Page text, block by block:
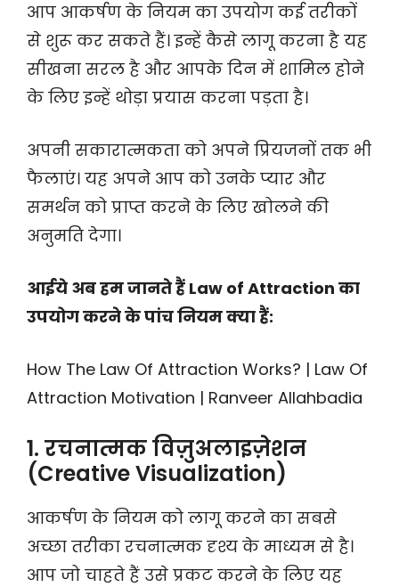
आप आकर्षण के नियम का उपयोग कई तरीकों
से शुरू कर सकते हैं। इन्हें कैसे लागू करना है यह
सीखना सरल है और आपके दिन में शामिल होने
के लिए इन्हें थोड़ा प्रयास करना पड़ता है।
अपनी सकारात्मकता को अपने प्रियजनों तक भी
फैलाएं। यह अपने आप को उनके प्यार और
समर्थन को प्राप्त करने के लिए खोलने की
अनुमति देगा।
आईये अब हम जानते हैं Law of Attraction का
उपयोग करने के पांच नियम क्या हैं:
How The Law Of Attraction Works? | Law Of
Attraction Motivation | Ranveer Allahbadia
1. रचनात्मक विज़ुअलाइज़ेशन
(Creative Visualization)
आकर्षण के नियम को लागू करने का सबसे
अच्छा तरीका रचनात्मक दृश्य के माध्यम से है।
आप जो चाहते हैं उसे प्रकट करने के लिए यह